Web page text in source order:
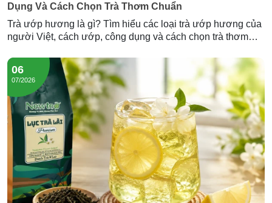
Dụng Và Cách Chọn Trà Thơm Chuẩn
Trà ướp hương là gì? Tìm hiểu các loại trà ướp hương của
người Việt, cách ướp, công dụng và cách chọn trà thơm
06
07/2026